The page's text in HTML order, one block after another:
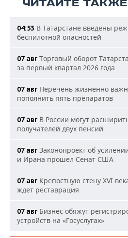
ЧИТАЙТЕ ТАКЖЕ
04:53 В Татарстане введены
беспилотной опасностей
07 авг Торговый оборот
за первый квартал 2026 года
07 авг Перечень жизненно
пополнить пять препаратов
07 авг В России могут
получателей двух пенсий
07 авг Законопроект об
и Ирана прошел Сенат США
07 авг Крепостную стену XVI
ждет реставрация
07 авг Бизнес обяжут
устройств на «Госуслугах»